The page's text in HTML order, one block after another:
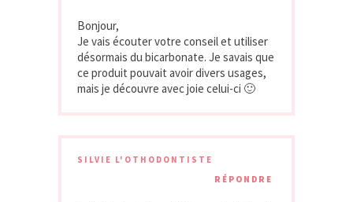
Bonjour,
Je vais écouter votre conseil et utiliser
désormais du bicarbonate. Je savais que
ce produit pouvait avoir divers usages,
mais je découvre avec joie celui-ci 🙂
SILVIE L'OTHODONTISTE
RÉPONDRE